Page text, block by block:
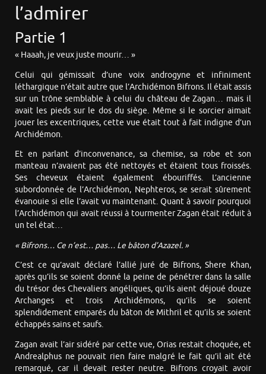
l’admirer
Partie 1
« Haaah, je veux juste mourir… »
Celui qui gémissait d’une voix androgyne et infiniment
léthargique n’était autre que l’Archidémon Bifrons. Il était assis
sur un trône semblable à celui du château de Zagan… mais il
avait les pieds sur le dos du siège. Même si le sorcier aimait
jouer les excentriques, cette vue était tout à fait indigne d’un
Archidémon.
Et en parlant d’inconvenance, sa chemise, sa robe et son
manteau n’avaient pas été nettoyés et étaient tous froissés.
Ses cheveux étaient également ébouriffés. L’ancienne
subordonnée de l’Archidémon, Nephteros, se serait sûrement
évanouie si elle l’avait vu maintenant. Quant à savoir pourquoi
l’Archidémon qui avait réussi à tourmenter Zagan était réduit à
un tel état…
« Bifrons… Ce n’est… pas… Le bâton d’Azazel. »
C’est ce qu’avait déclaré l’allié juré de Bifrons, Shere Khan,
après qu’ils se soient donné la peine de pénétrer dans la salle
du trésor des Chevaliers angéliques, qu’ils aient déjoué douze
Archanges et trois Archidémons, qu’ils se soient
splendidement emparés du bâton de Mithril et qu’ils se soient
échappés sains et saufs.
Zagan avait l’air sidéré par cette vue, Orias restait choquée, et
Andrealphus ne pouvait rien faire malgré le fait qu’il ait été
remarqué, car il devait rester neutre. Bifrons croyait avoir